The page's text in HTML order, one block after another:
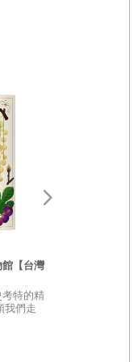
我們托給
們有教養，其實
去看媽媽。好不
現都很乖，但等
留下來陪媽媽。
不知怎麼搞的也
不說，將我們帶
以讓媽媽傷心，
，實在令人難以
成持重」。
【台灣
特的精
我們走